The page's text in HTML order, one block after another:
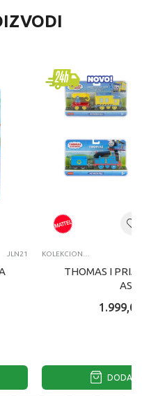
JLN21 KOLEKCIONARSKE FIGURE I SETOVI
THOMAS I
1.999,00
DODAJ